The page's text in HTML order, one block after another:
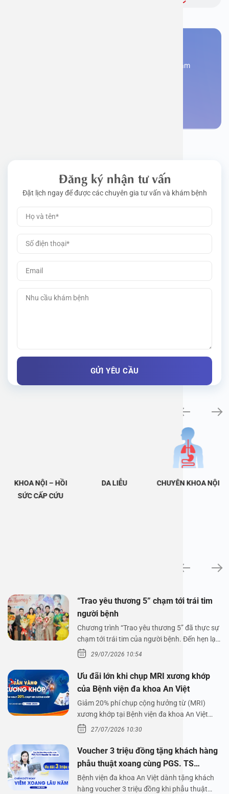
Đăng kí ngay để được các chuyên gia tư vấn và khám
Đăng ký nhận tư vấn
Đặt lịch ngay để được các chuyên gia tư vấn và khám bệnh
KHOA NỘI – HỒI
SỨC CẤP CỨU
DA LIỄU CHUYÊN KHOA NỘI
“Trao yêu thương 5” chạm tới trái tim
người bệnh
Chương trình “Trao yêu thương 5” đã thực sự
chạm tới trái tim của người bệnh. Đến hẹn lại
lên,…29/07/2026 10:54
Ưu đãi lớn khi chụp MRI xương khớp
của Bệnh viện đa khoa An Việt
Giảm 20% phí chụp cộng hưởng từ (MRI)
xương khớp tại Bệnh viện đa khoa An Việt
Bệnh viện đa…
27/07/2026 10:30
Voucher 3 triệu đồng tặng khách hàng
phẫu thuật xoang cùng PGS. TS
Nguyễn Thị Hoài An
Bệnh viện đa khoa An Việt dành tặng khách
hàng voucher 3 triệu đồng khi phẫu thuật